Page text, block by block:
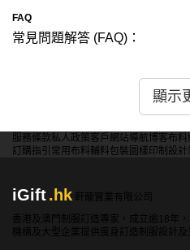
FAQ
常見問題解答 (FAQ)：
答：是的，我們支持多種顏色
色或多色印刷，我們的設計團
特色。
答：是的，我們提供多種尺碼
準尺碼，並可根據需求提供定
生都能找到合適的尺碼，提供
顯示
服務條款私人政策客戶 網站導航博客布料
訂購指引 常用布料輔料包裝 圖樣印制 設計
iGift.hk
軒龍實業有限公司
香港及澳門制服訂造專家，成立逾18年
機構及大型企業提供度身訂造制服設計及